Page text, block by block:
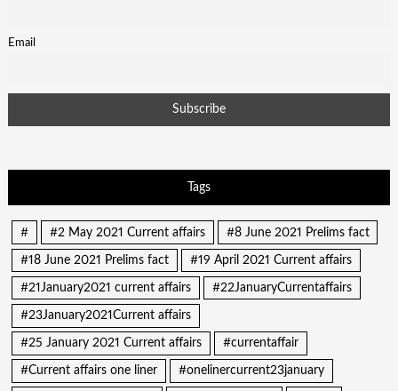
Email
Tags
# #2 May 2021 Current affairs #8 June 2021 Prelims fact
#18 June 2021 Prelims fact #19 April 2021 Current affairs
#21January2021 current affairs #22JanuaryCurrentaffairs
#23January2021Current affairs
#25 January 2021 Current affairs #currentaffair
#Current affairs one liner #onelinercurrent23january